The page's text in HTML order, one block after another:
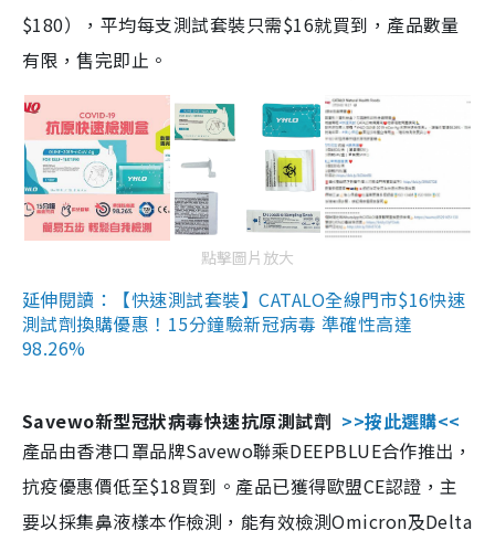
$180），平均每支測試套裝只需$16就買到，產品數量
有限，售完即止。
點擊圖片放大
延伸閱讀：【快速測試套裝】CATALO全線門市$16快速
測試劑換購優惠！15分鐘驗新冠病毒 準確性高達
98.26%
Savewo新型冠狀病毒快速抗原測試劑 >>按此選購<<
產品由香港口罩品牌Savewo聯乘DEEPBLUE合作推出，
抗疫優惠價低至$18買到。產品已獲得歐盟CE認證，主
要以採集鼻液樣本作檢測，能有效檢測Omicron及Delta